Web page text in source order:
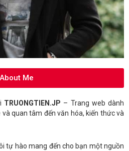
About Me
TRUONGTIEN.JP – Trang web dành
quan tâm đến văn hóa, kiến thức và
tự hào mang đến cho bạn một nguồn